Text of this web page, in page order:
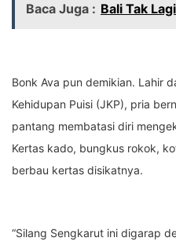
Baca Juga : Bali Tak
Bonk Ava pun demikian. Lahir
Kehidupan Puisi (JKP), pria
pantang membatasi diri
Kertas kado, bungkus rokok,
berbau kertas disikatnya.
“Silang Sengkarut ini digarap